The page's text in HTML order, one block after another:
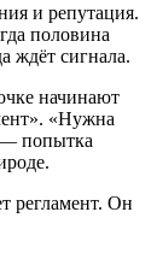
и репутация.
половина
ждёт сигнала.
начинают
«Нужна
— попытка
регламент. Он